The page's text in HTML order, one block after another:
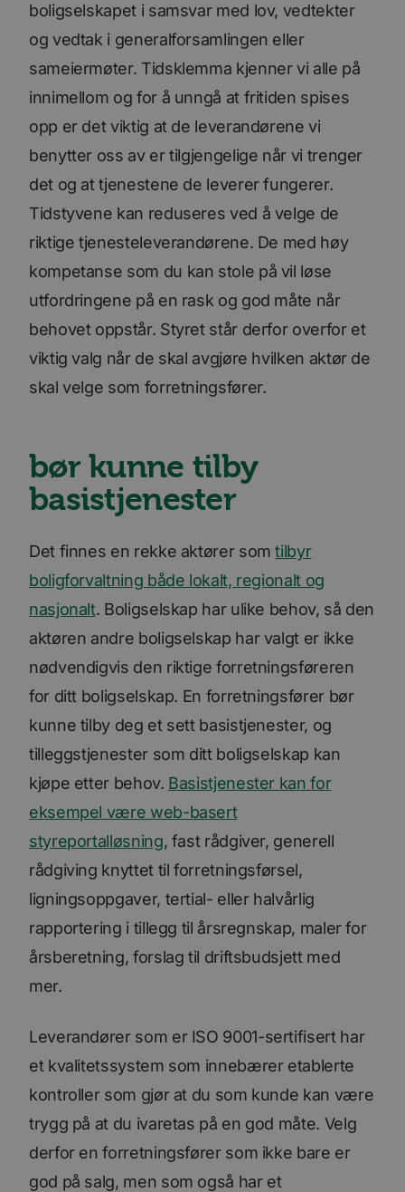
boligselskapet i samsvar med lov, vedtekter
og vedtak i generalforsamlingen eller
sameiermøter. Tidsklemma kjenner vi alle på
innimellom og for å unngå at fritiden spises
opp er det viktig at de leverandørene vi
benytter oss av er tilgjengelige når vi trenger
det og at tjenestene de leverer fungerer.
Tidstyvene kan reduseres ved å velge de
riktige tjenesteleverandørene. De med høy
kompetanse som du kan stole på vil løse
utfordringene på en rask og god måte når
behovet oppstår. Styret står derfor overfor et
viktig valg når de skal avgjøre hvilken aktør de
skal velge som forretningsfører.
bør kunne tilby
basistjenester
Det finnes en rekke aktører somtilbyr
boligforvaltning både lokalt, regionalt og
nasjonalt. Boligselskap har ulike behov, så den
aktøren andre boligselskap har valgt er ikke
nødvendigvis den riktige forretningsføreren
for ditt boligselskap. En forretningsfører bør
kunne tilby deg et sett basistjenester, og
tilleggstjenester som ditt boligselskap kan
kjøpe etter behov. Basistjenester kan for
eksempel være web-basert
styreportalløsning, fast rådgiver, generell
rådgiving knyttet til forretningsførsel,
ligningsoppgaver, tertial- eller halvårlig
rapportering i tillegg til årsregnskap, maler for
årsberetning, forslag til driftsbudsjett med
mer.
Leverandører som er ISO 9001-sertifisert har
et kvalitetssystem som innebærer etablerte
kontroller som gjør at du som kunde kan være
trygg på at du ivaretas på en god måte. Velg
derfor en forretningsfører som ikke bare er
god på salg, men som også har et